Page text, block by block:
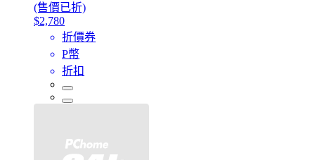
(售價已折)
$2,780
折價券
P幣
折扣